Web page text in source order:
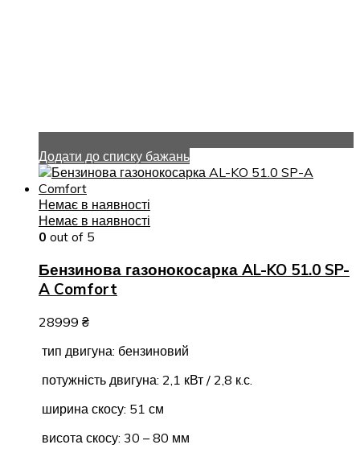
Додати до списку бажань
Немає в наявності
Немає в наявності
0 out of 5
Бензинова газонокосарка AL-KO 51.0 SP-
A Comfort
28999 ₴
тип двигуна: бензиновий
потужність двигуна: 2,1 кВт / 2,8 к.с.
ширина скосу: 51 см
висота скосу: 30 – 80 мм